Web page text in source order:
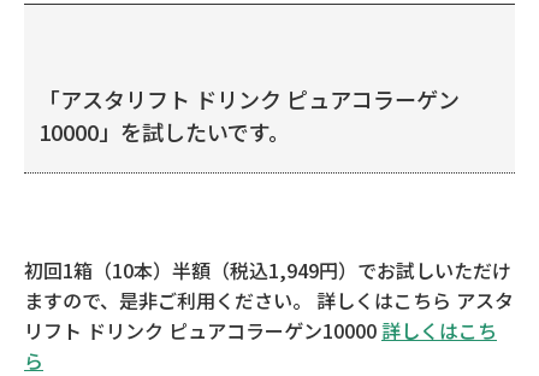
「アスタリフト ドリンク ピュアコラーゲン
10000」を試したいです。
初回1箱（10本）半額（税込1,949円）でお試しいただけ
ますので、是非ご利用ください。 詳しくはこちら アスタ
リフト ドリンク ピュアコラーゲン10000詳しくはこち
ら